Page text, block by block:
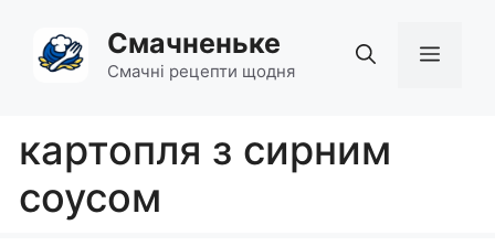
вмісту
Смачненьке
Смачні рецепти щодня
картопля з сирним
соусом